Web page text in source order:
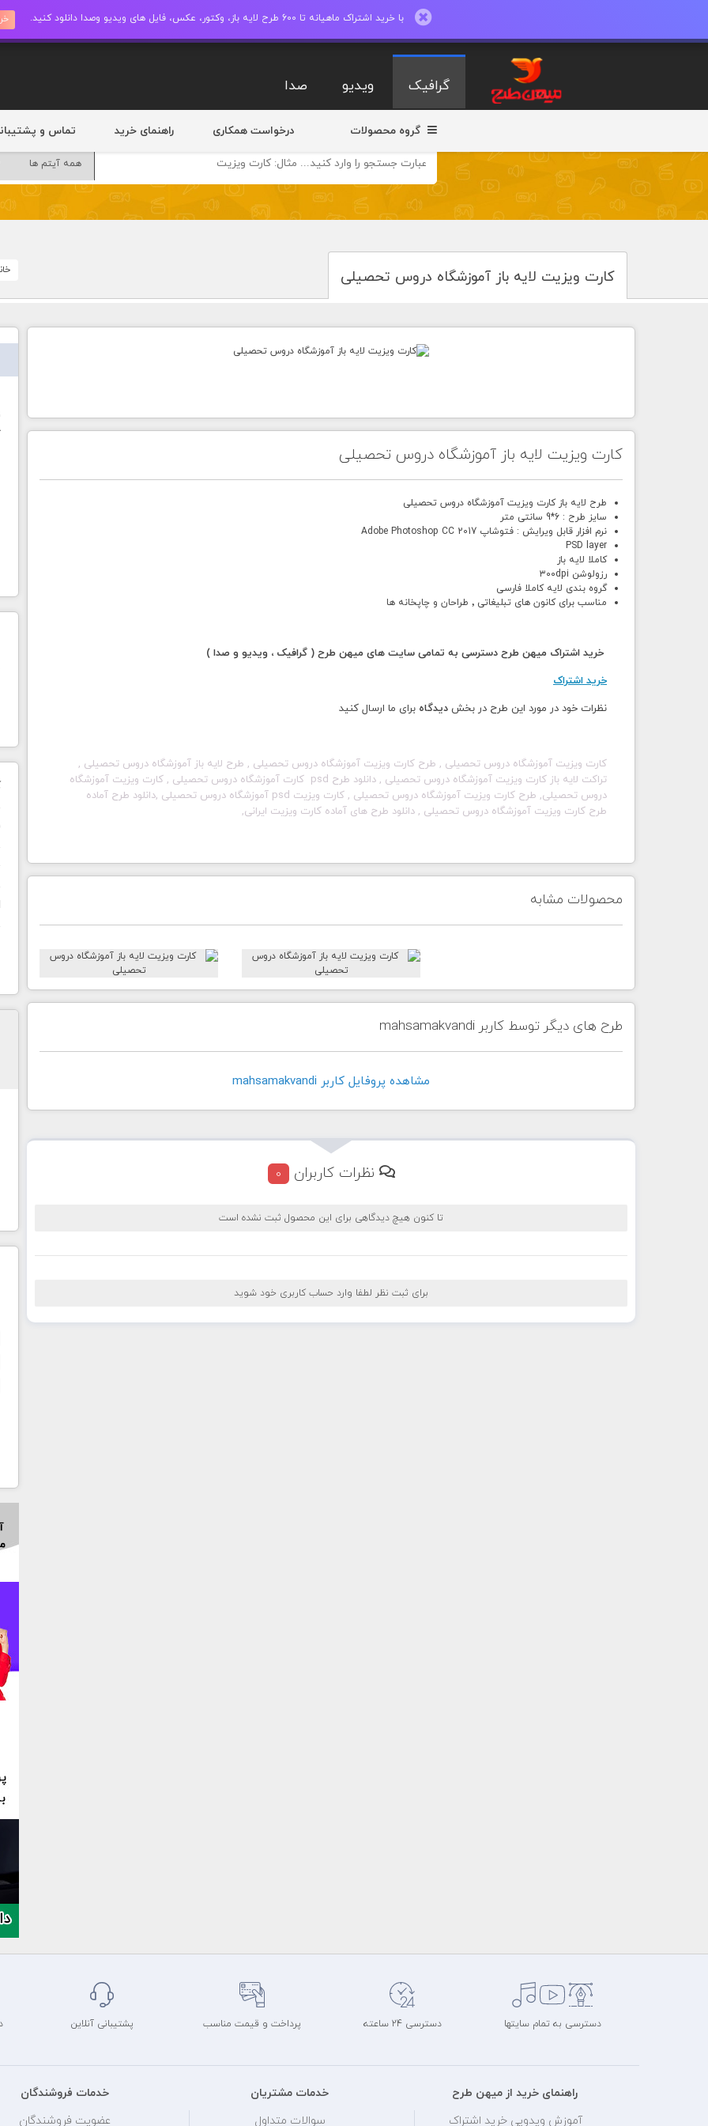
با خرید اشتراک ماهیانه تا 600 طرح لایه باز، وکتور، عکس، فایل های ویدیو وصدا دانلود کنید.
گرافیک ویدیو صدا
گروه محصولات درخواست همکاری راهنمای خرید تماس و
کارت ویزیت لایه باز آموزشگاه دروس تحصیلی
کارت ویزیت لایه باز آموزشگاه دروس تحصیلی
طرح لایه باز کارت ویزیت آموزشگاه دروس تحصیلی
سایز طرح : 6*9 سانتی متر
نرم افزار قابل ویرایش : فتوشاپ Adobe Photoshop CC 2017
PSD layer
کاملا لایه باز
رزولوشن ۳۰۰dpi
گروه بندی لایه کاملا فارسی
مناسب برای کانون های تبلیغاتی ٬ طراحان و چاپخانه ها
خرید اشتراک میهن طرح دسترسی به تمامی سایت های میهن طرح ( گرافیک ، ویدیو و صدا )
خرید اشتراک
نظرات خود در مورد این طرح در بخش دیدگاه برای ما ارسال کنید
کارت ویزیت آموزشگاه دروس تحصیلی , طرح کارت ویزیت آموزشگاه دروس تحصیلی , طرح لایه باز آموزشگاه دروس تحصیلی ,
تراکت لایه باز کارت ویزیت آموزشگاه دروس تحصیلی , دانلود طرح psd کارت آموزشگاه دروس تحصیلی , کارت ویزیت آموزشگاه
دروس تحصیلی, طرح کارت ویزیت آموزشگاه دروس تحصیلی , کارت ویزیت psd آموزشگاه دروس تحصیلی ,دانلود طرح آماده
طرح کارت ویزیت آموزشگاه دروس تحصیلی , دانلود طرح های آماده کارت ویزیت ایرانی,
محصولات مشابه
طرح های دیگر توسط کاربر mahsamakvandi
مشاهده پروفايل کاربر mahsamakvandi
نظرات کاربران 0
تا کنون هیچ دیدگاهی برای این محصول ثبت نشده است
برای ثبت نظر لطفا وارد حساب کاربری خود شوید
دسترسی به تمام سایتها دسترسی 24 ساعته پرداخت و قیمت مناسب پشتیبانی آنلاین
راهنمای خرید از میهن طرح
آموزش ویدویی خرید اشتراک
خدمات مشتریان
سوالات متداول
خدمات فروشندگان
عضویت فروشندگان